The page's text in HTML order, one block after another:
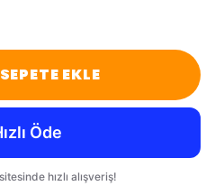
SEPETE EKLE